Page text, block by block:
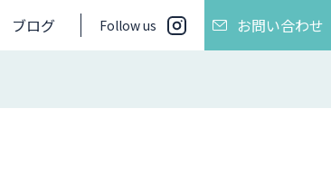
ブログ Follow us お問い合わせ